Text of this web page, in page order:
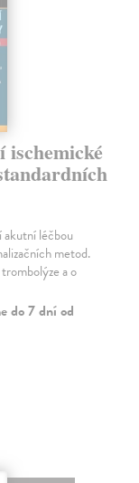
léčbou
metod.
a o
do 7 dní od